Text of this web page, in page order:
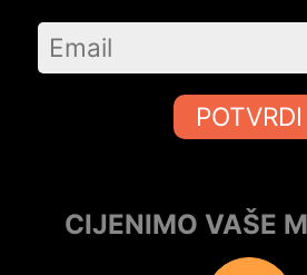
POTVRDI
CIJENIMO VAŠE